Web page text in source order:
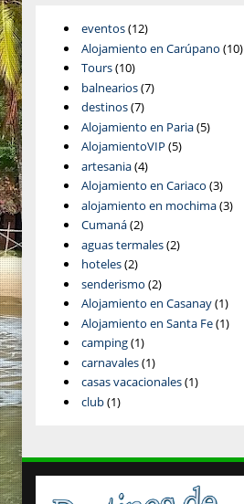
eventos(12)
Alojamiento en Carúpano (10)
Tours(10)
balnearios(7)
destinos(7)
Alojamiento en Paria(5)
AlojamientoVIP (5)
artesania(4)
Alojamiento en Cariaco (3)
alojamiento en mochima(3)
Cumaná(2)
aguas termales(2)
hoteles(2)
senderismo (2)
Alojamiento en Casanay(1)
Alojamiento en Santa Fe(1)
camping(1)
carnavales(1)
casas vacacionales(1)
club(1)